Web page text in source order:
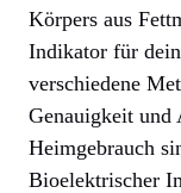
Körpers aus
Indikator für
verschiedene
Genauigkeit und
Heimgebrauch
Bioelektrischer